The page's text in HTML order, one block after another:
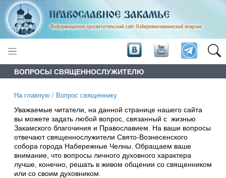
ВОПРОСЫ СВЯЩЕННОСЛУЖИТЕЛЮ
На главную / Вопрос священнику
Уважаемые читатели, на данной странице нашего сайта
вы можете задать любой вопрос, связанный с жизнью
Закамского благочиния и Православием. На ваши вопросы
отвечают священнослужители Свято-Вознесенского
собора города Набережные Челны. Обращаем ваше
внимание, что вопросы личного духовного характера
лучше, конечно, решать в живом общении со священником
или со своим духовником.